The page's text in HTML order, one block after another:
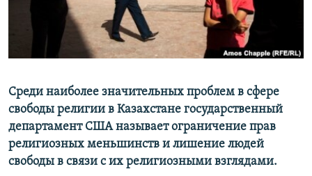
Среди наиболее значительных проблем в сфере
свободы религии в Казахстане государственный
департамент США называет ограничение прав
религиозных меньшинств и лишение людей
свободы в связи с их религиозными взглядами.